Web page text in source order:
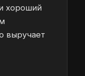
хороший
выручает